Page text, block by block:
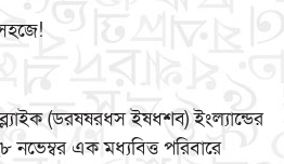
(ডরষষরধস ইষধশব) ইংল্যান্ডের
এক মধ্যবিত্ত পরিবারে